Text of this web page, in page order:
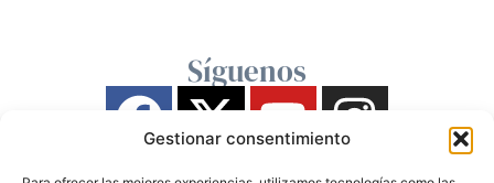
Gestionar consentimiento
Síguenos